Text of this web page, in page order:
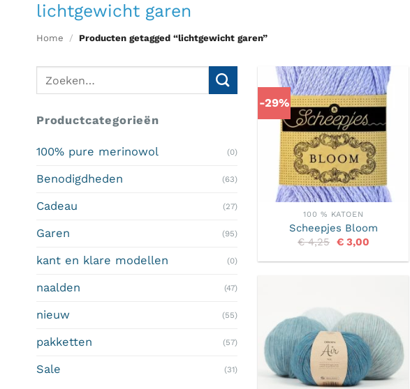
lichtgewicht garen
Home / Producten getagged “lichtgewicht garen”
Zoeken
Productcategorieën
100% pure merinowol (0)
Benodigdheden (63)
Cadeau (27)
Garen (95)
kant en klare modellen (0)
naalden (47)
nieuw (55)
pakketten (57)
Sale (31)
-29%
100 % KATOEN
Scheepjes Bloom
€4,25 Oorspronkelijke
prijs
was:
€3,00Huidige
is: